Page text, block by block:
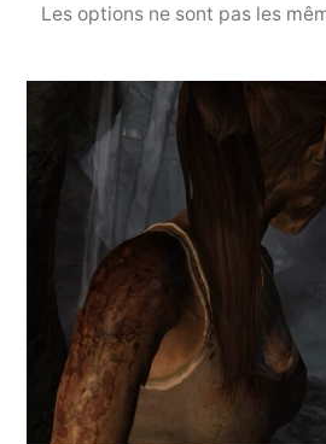
Les options ne sont pas les